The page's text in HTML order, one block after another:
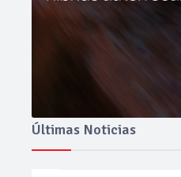
Últimas Noticias